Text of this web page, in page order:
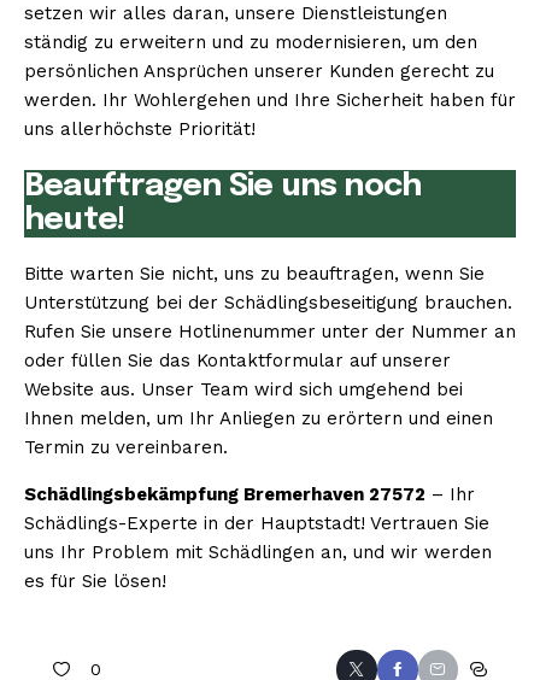
setzen wir alles daran, unsere Dienstleistungen
ständig zu erweitern und zu modernisieren, um den
persönlichen Ansprüchen unserer Kunden gerecht zu
werden. Ihr Wohlergehen und Ihre Sicherheit haben für
uns allerhöchste Priorität!
Beauftragen Sie uns noch
heute!
Bitte warten Sie nicht, uns zu beauftragen, wenn Sie
Unterstützung bei der Schädlingsbeseitigung brauchen.
Rufen Sie unsere Hotlinenummer unter der Nummer an
oder füllen Sie das Kontaktformular auf unserer
Website aus. Unser Team wird sich umgehend bei
Ihnen melden, um Ihr Anliegen zu erörtern und einen
Termin zu vereinbaren.
Schädlingsbekämpfung Bremerhaven 27572 – Ihr
Schädlings-Experte in der Hauptstadt! Vertrauen Sie
uns Ihr Problem mit Schädlingen an, und wir werden
es für Sie lösen!
0